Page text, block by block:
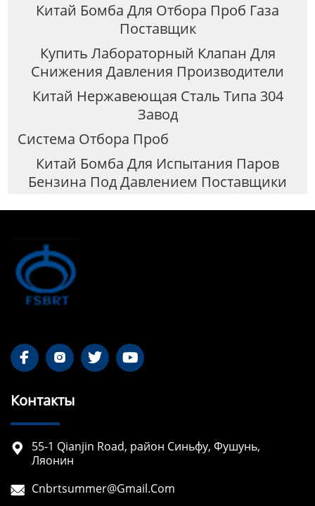
Китай Бомба Для Отбора Проб Газа
Поставщик
Купить Лабораторный Клапан Для
Снижения Давления Производители
Китай Нержавеющая Сталь Типа 304
Завод
Система Отбора Проб
Китай Бомба Для Испытания Паров
Бензина Под Давлением Поставщики
   
Контакты

55-1 Qianjin Road, район Синьфу, Фушунь,
Ляонин
 Cnbrtsummer@gmail.com